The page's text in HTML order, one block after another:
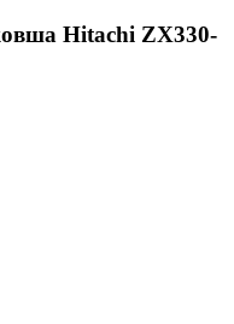
Hitachi ZX330-